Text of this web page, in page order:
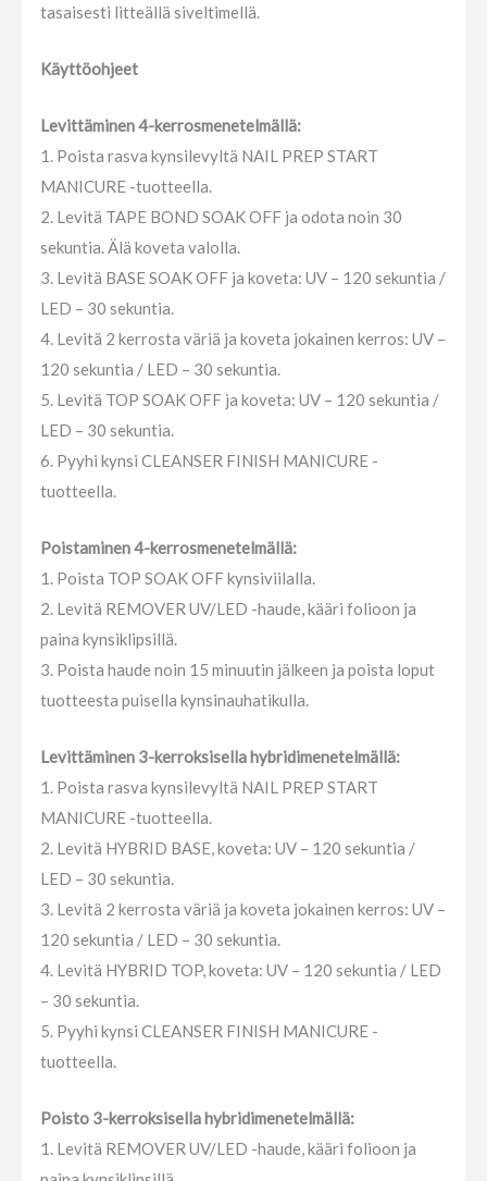
tasaisesti litteällä siveltimellä.
Käyttöohjeet
Levittäminen 4-kerrosmenetelmällä:
1. Poista rasva kynsilevyltä NAIL PREP START
MANICURE -tuotteella.
2. Levitä TAPE BOND SOAK OFF ja odota noin 30
sekuntia. Älä koveta valolla.
3. Levitä BASE SOAK OFF ja koveta: UV – 120 sekuntia /
LED – 30 sekuntia.
4. Levitä 2 kerrosta väriä ja koveta jokainen kerros: UV –
120 sekuntia / LED – 30 sekuntia.
5. Levitä TOP SOAK OFF ja koveta: UV – 120 sekuntia /
LED – 30 sekuntia.
6. Pyyhi kynsi CLEANSER FINISH MANICURE -
tuotteella.
Poistaminen 4-kerrosmenetelmällä:
1. Poista TOP SOAK OFF kynsiviilalla.
2. Levitä REMOVER UV/LED -haude, kääri folioon ja
paina kynsiklipsillä.
3. Poista haude noin 15 minuutin jälkeen ja poista loput
tuotteesta puisella kynsinauhatikulla.
Levittäminen 3-kerroksisella hybridimenetelmällä:
1. Poista rasva kynsilevyltä NAIL PREP START
MANICURE -tuotteella.
2. Levitä HYBRID BASE, koveta: UV – 120 sekuntia /
LED – 30 sekuntia.
3. Levitä 2 kerrosta väriä ja koveta jokainen kerros: UV –
120 sekuntia / LED – 30 sekuntia.
4. Levitä HYBRID TOP, koveta: UV – 120 sekuntia / LED
– 30 sekuntia.
5. Pyyhi kynsi CLEANSER FINISH MANICURE -
tuotteella.
Poisto 3-kerroksisella hybridimenetelmällä:
1. Levitä REMOVER UV/LED -haude, kääri folioon ja